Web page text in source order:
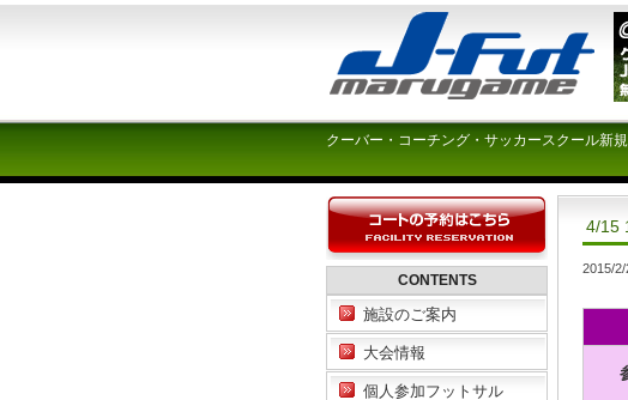
クーバー・コーチング・サッカースクール新
4/15
2015/2/
CONTENTS
施設のご案内
大会情報
個人参加フットサル